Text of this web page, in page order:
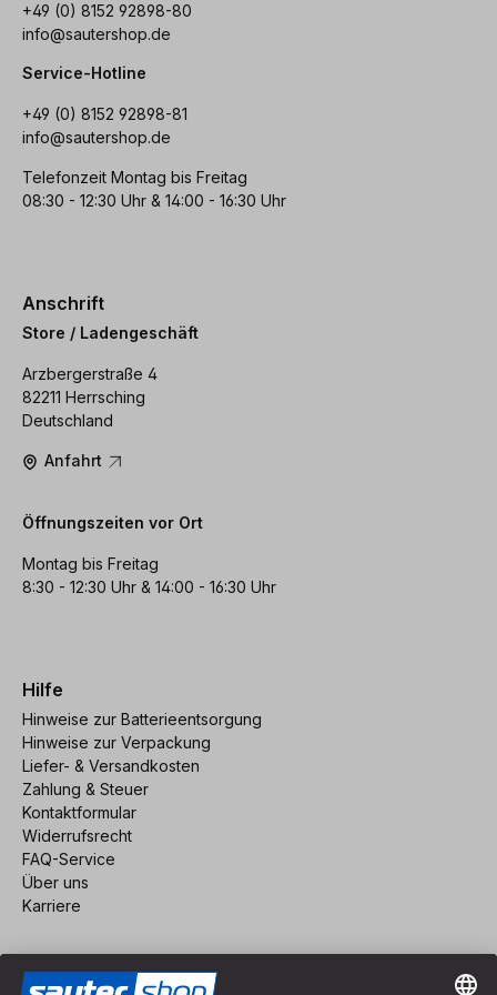
+49 (0) 8152 92898-80
info@sautershop.de
Service-Hotline
+49 (0) 8152 92898-81
info@sautershop.de
Telefonzeit Montag bis Freitag
08:30 - 12:30 Uhr & 14:00 - 16:30 Uhr
Anschrift
Store / Ladengeschäft
Arzbergerstraße 4
82211 Herrsching
Deutschland
Anfahrt
Öffnungszeiten vor Ort
Montag bis Freitag
8:30 - 12:30 Uhr & 14:00 - 16:30 Uhr
Hilfe
Hinweise zur Batterieentsorgung
Hinweise zur Verpackung
Liefer- & Versandkosten
Zahlung & Steuer
Kontaktformular
Widerrufsrecht
FAQ-Service
Über uns
Karriere